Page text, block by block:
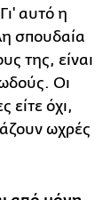
αυτό η
σπουδαία
της, είναι
Οι
είτε όχι,
ωχρές